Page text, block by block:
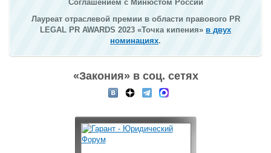
Соглашением с Минюстом России
Лауреат отраслевой премии в области правового PR
LEGAL PR AWARDS 2023 «Точка кипения» в двух
номинациях.
«Закония» в соц. сетях